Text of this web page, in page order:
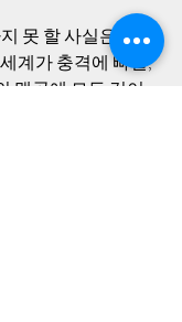
못 할 사실은 새 발
계가 충격에 빠질,
맹공에 모든 것이